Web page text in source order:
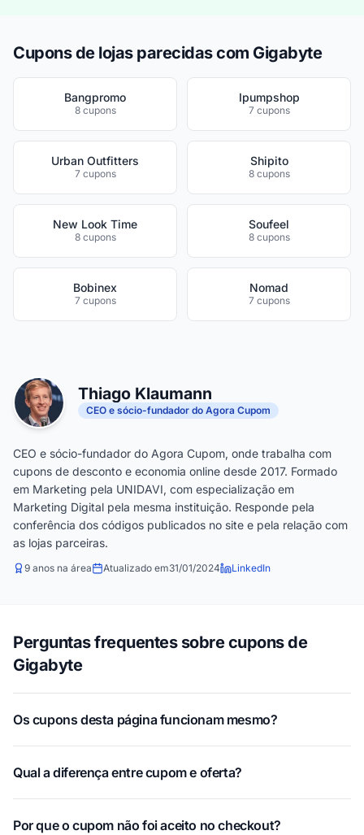
Cupons de lojas parecidas com Gigabyte
Bangpromo
8 cupons
Ipumpshop
7 cupons
Urban Outfitters
7 cupons
Shipito
8 cupons
New Look Time
8 cupons
Soufeel
8 cupons
Bobinex
7 cupons
Nomad
7 cupons
Thiago Klaumann
CEO e sócio-fundador do Agora Cupom
CEO e sócio-fundador do Agora Cupom, onde trabalha com
cupons de desconto e economia online desde 2017. Formado
em Marketing pela UNIDAVI, com especialização em
Marketing Digital pela mesma instituição. Responde pela
conferência dos códigos publicados no site e pela relação com
as lojas parceiras.
9 anos na área Atualizado em31/01/2024 LinkedIn
Perguntas frequentes sobre cupons de
Gigabyte
Os cupons desta página funcionam mesmo?
Qual a diferença entre cupom e oferta?
Por que o cupom não foi aceito no checkout?